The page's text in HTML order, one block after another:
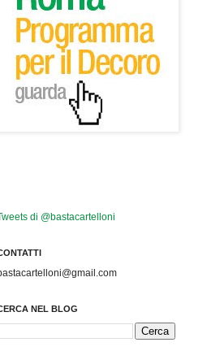
di @bastacartelloni
NEL BLOG